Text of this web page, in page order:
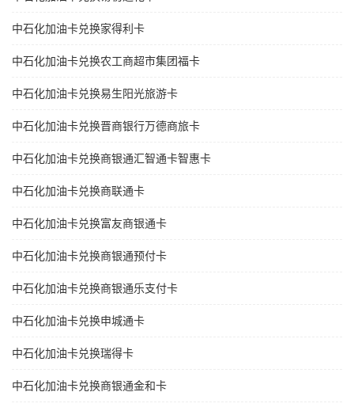
中石化加油卡兑换家得利卡
中石化加油卡兑换农工商超市集团福卡
中石化加油卡兑换易生阳光旅游卡
中石化加油卡兑换晋商银行万德商旅卡
中石化加油卡兑换商银通汇智通卡智惠卡
中石化加油卡兑换商联通卡
中石化加油卡兑换富友商银通卡
中石化加油卡兑换商银通预付卡
中石化加油卡兑换商银通乐支付卡
中石化加油卡兑换申城通卡
中石化加油卡兑换瑞得卡
中石化加油卡兑换商银通金和卡